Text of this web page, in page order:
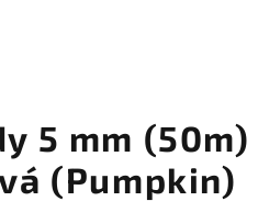
5 mm (50m)
(Pumpkin)